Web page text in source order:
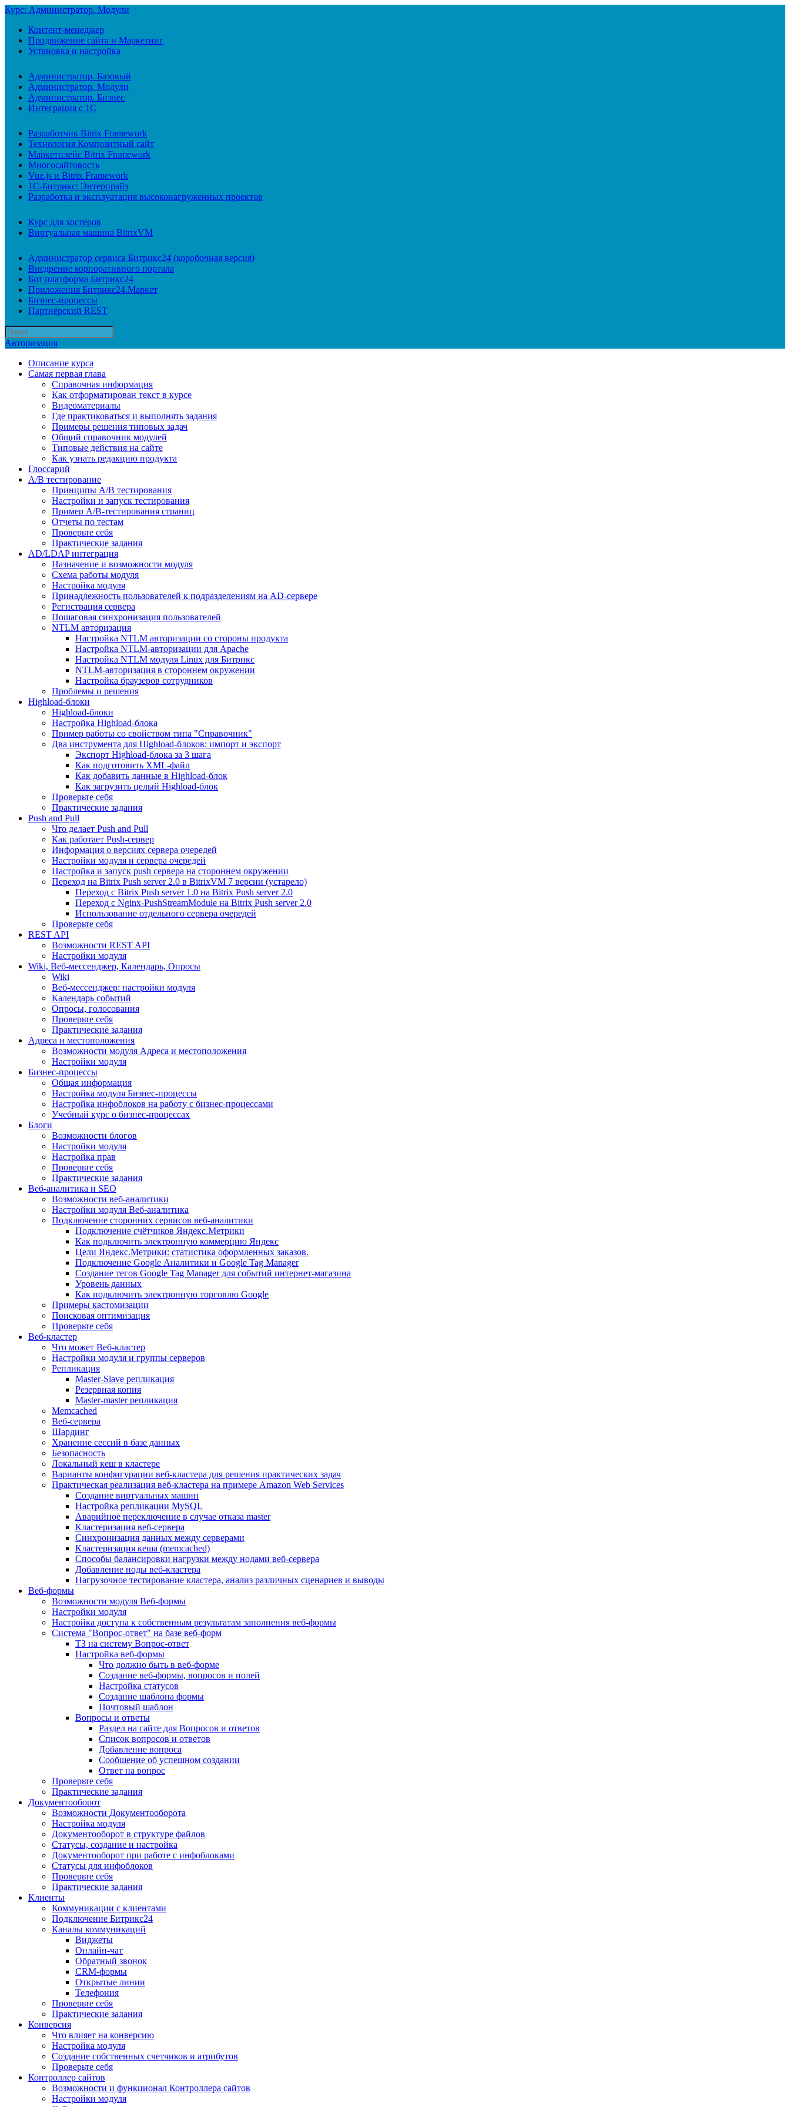
Курс: Администратор. Модули
Контент-менеджер
Продвижение сайта и Маркетинг
Установка и настройка
Администратор. Базовый
Администратор. Модули
Администратор. Бизнес
Интеграция с 1С
Разработчик Bitrix Framework
Технология Композитный сайт
Маркетплейс Bitrix Framework
Многосайтовость
Vue.js и Bitrix Framework
1С-Битрикс: Энтерпрайз
Разработка и эксплуатация высоконагруженных проектов
Курс для хостеров
Виртуальная машина BitrixVM
Администратор сервиса Битрикс24 (коробочная версия)
Внедрение корпоративного портала
Бот платформа Битрикс24
Приложения Битрикс24.Маркет
Бизнес-процессы
Партнёрский REST
Авторизация
Описание курса
Самая первая глава
Справочная информация
Как отформатирован текст в курсе
Видеоматериалы
Где практиковаться и выполнять задания
Примеры решения типовых задач
Общий справочник модулей
Типовые действия на сайте
Как узнать редакцию продукта
Глоссарий
A/B тестирование
Принципы A/B тестирования
Настройки и запуск тестирования
Пример A/B-тестирования страниц
Отчеты по тестам
Проверьте себя
Практические задания
AD/LDAP интеграция
Назначение и возможности модуля
Схема работы модуля
Настройка модуля
Принадлежность пользователей к подразделениям на AD-сервере
Регистрация сервера
Пошаговая синхронизация пользователей
NTLM авторизация
Настройка NTLM авторизации со стороны продукта
Настройка NTLM-авторизации для Apache
Настройка NTLM модуля Linux для Битрикс
NTLM-авторизация в стороннем окружении
Настройка браузеров сотрудников
Проблемы и решения
Highload-блоки
Highload-блоки
Настройка Highload-блока
Пример работы со свойством типа "Справочник"
Два инструмента для Highload-блоков: импорт и экспорт
Экспорт Highload-блока за 3 шага
Как подготовить XML-файл
Как добавить данные в Highload-блок
Как загрузить целый Highload-блок
Проверьте себя
Практические задания
Push and Pull
Что делает Push and Pull
Как работает Push-сервер
Информация о версиях сервера очередей
Настройки модуля и сервера очередей
Настройка и запуск push сервера на стороннем окружении
Переход на Bitrix Push server 2.0 в BitrixVM 7 версии (устарело)
Переход с Bitrix Push server 1.0 на Bitrix Push server 2.0
Переход с Nginx-PushStreamModule на Bitrix Push server 2.0
Использование отдельного сервера очередей
Проверьте себя
REST API
Возможности REST API
Настройки модуля
Wiki, Веб-мессенджер, Календарь, Опросы
Wiki
Веб-мессенджер: настройки модуля
Календарь событий
Опросы, голосования
Проверьте себя
Практические задания
Адреса и местоположения
Возможности модуля Адреса и местоположения
Настройки модуля
Бизнес-процессы
Общая информация
Настройка модуля Бизнес-процессы
Настройка инфоблоков на работу с бизнес-процессами
Учебный курс о бизнес-процессах
Блоги
Возможности блогов
Настройки модуля
Настройка прав
Проверьте себя
Практические задания
Веб-аналитика и SEO
Возможности веб-аналитики
Настройки модуля Веб-аналитика
Подключение сторонних сервисов веб-аналитики
Подключение счётчиков Яндекс.Метрики
Как подключить электронную коммерцию Яндекс
Цели Яндекс.Метрики: статистика оформленных заказов.
Подключение Google Аналитики и Google Tag Manager
Создание тегов Google Tag Manager для событий интернет-магазина
Уровень данных
Как подключить электронную торговлю Google
Примеры кастомизации
Поисковая оптимизация
Проверьте себя
Веб-кластер
Что может Веб-кластер
Настройки модуля и группы серверов
Репликация
Master-Slave репликация
Резервная копия
Master-master репликация
Memcached
Веб-сервера
Шардинг
Хранение сессий в базе данных
Безопасность
Локальный кеш в кластере
Варианты конфигурации веб-кластера для решения практических задач
Практическая реализация веб-кластера на примере Amazon Web Services
Создание виртуальных машин
Настройка репликации MySQL
Аварийное переключение в случае отказа master
Кластеризация веб-сервера
Синхронизация данных между серверами
Кластеризация кеша (memcached)
Способы балансировки нагрузки между нодами веб-сервера
Добавление ноды веб-кластера
Нагрузочное тестирование кластера, анализ различных сценариев и выводы
Веб-формы
Возможности модуля Веб-формы
Настройки модуля
Настройка доступа к собственным результатам заполнения веб-формы
Система "Вопрос-ответ" на базе веб-форм
ТЗ на систему Вопрос-ответ
Настройка веб-формы
Что должно быть в веб-форме
Создание веб-формы, вопросов и полей
Настройка статусов
Создание шаблона формы
Почтовый шаблон
Вопросы и ответы
Раздел на сайте для Вопросов и ответов
Список вопросов и ответов
Добавление вопроса
Сообщение об успешном создании
Ответ на вопрос
Проверьте себя
Практические задания
Документооборот
Возможности Документооборота
Настройка модуля
Документооборот в структуре файлов
Статусы, создание и настройка
Документооборот при работе с инфоблоками
Статусы для инфоблоков
Проверьте себя
Практические задания
Клиенты
Коммуникации с клиентами
Подключение Битрикс24
Каналы коммуникаций
Виджеты
Онлайн-чат
Обратный звонок
CRM-формы
Открытые линии
Телефония
Проверьте себя
Практические задания
Конверсия
Что влияет на конверсию
Настройка модуля
Создание собственных счетчиков и атрибутов
Проверьте себя
Контроллер сайтов
Возможности и функционал Контроллера сайтов
Настройки модуля